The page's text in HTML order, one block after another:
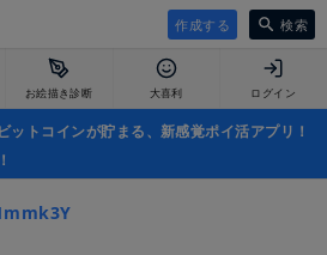
作成する 検索
お絵描き診断 大喜利 ログイン
トコインが貯まる、新感覚ポイ活アプリ！
！